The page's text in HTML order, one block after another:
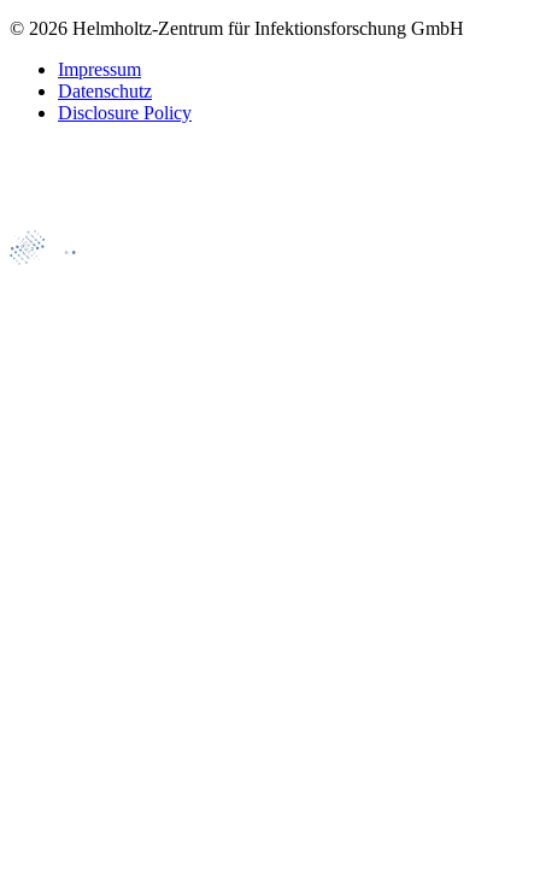
© 2026 Helmholtz-Zentrum für Infektionsforschung GmbH
Impressum
Datenschutz
Disclosure Policy